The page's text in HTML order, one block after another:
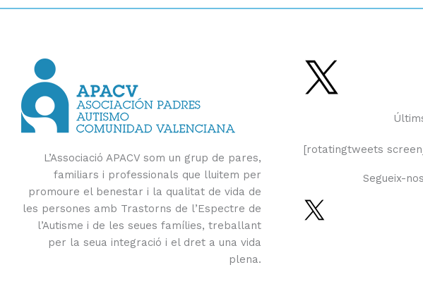
L’Associació APACV som un grup de pares,
familiars i professionals que lluitem per
promoure el benestar i la qualitat de vida de
les persones amb Trastorns de l’Espectre de
l’Autisme i de les seues famílies, treballant
per la seua integració i el dret a una vida
plena.
[rotatingtweets
Segueix-